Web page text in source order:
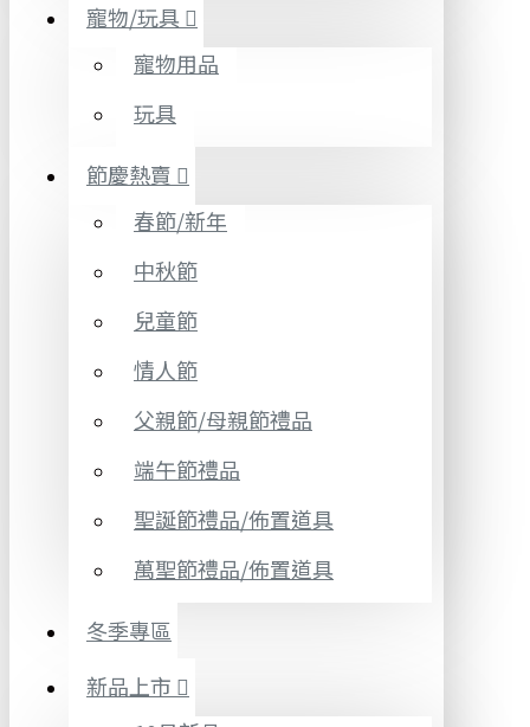
寵物/玩具
寵物用品
玩具
節慶熱賣
春節/新年
中秋節
兒童節
情人節
父親節/母親節禮品
端午節禮品
聖誕節禮品/佈置道具
萬聖節禮品/佈置道具
冬季專區
新品上市